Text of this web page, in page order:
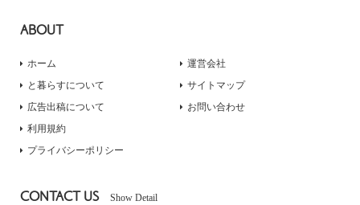
ABOUT
ホーム
と暮らすについて
広告出稿について
運営会社
サイトマップ
お問い合わせ
利用規約
プライバシーポリシー
CONTACT US Show Detail